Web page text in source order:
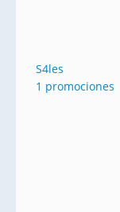
S4les
1 promociones